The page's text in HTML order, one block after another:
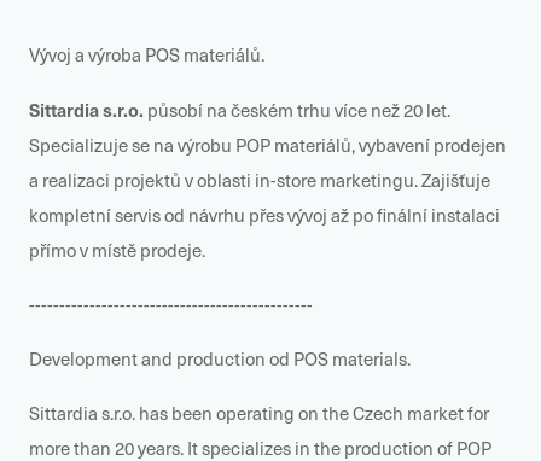
Vývoj a výroba POS materiálů.
Sittardia s.r.o. působí na českém trhu více než 20 let.
Specializuje se na výrobu POP materiálů, vybavení prodejen
a realizaci projektů v oblasti in-store marketingu. Zajišťuje
kompletní servis od návrhu přes vývoj až po finální instalaci
přímo v místě prodeje.
-----------------------------------------------
Development and production od POS materials.
Sittardia s.r.o. has been operating on the Czech market for
more than 20 years. It specializes in the production of POP